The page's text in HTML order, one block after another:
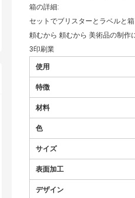
箱の詳細:
セットでブリスターとラベルと
頼むから 頼むから 美術品の制作
3印刷業
使用
特徴
材料
色
サイズ
表面加工
デザイン